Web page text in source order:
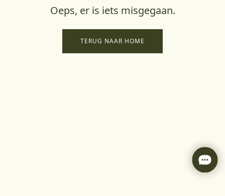
Oeps, er is iets misgegaan.
TERUG NAAR HOME